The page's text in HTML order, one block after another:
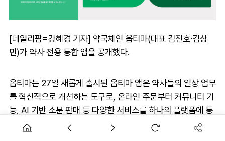
[데일리팜=강혜경 기자] 약국체인 옵티마(대표 김진호·김상
민)가 약사 전용 통합 앱을 공개했다.
옵티마는 27일 새롭게 출시된 옵티마 앱은 약사들의 일상 업무
를 혁신적으로 개선하는 도구로, 온라인 주문부터 커뮤니티 기
능, AI 기반 소분 판매 등 다양한 서비스를 하나의 플랫폼에 통
합했다고 밝혔다.